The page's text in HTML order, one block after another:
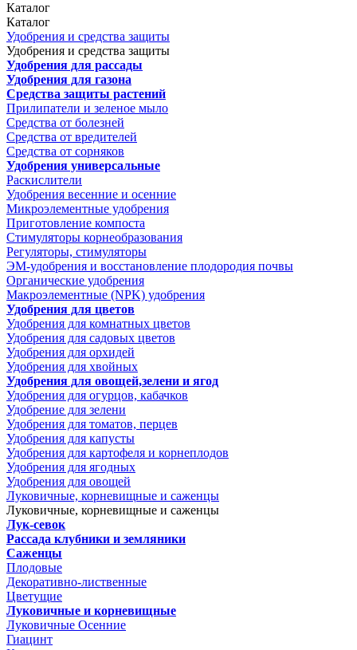
Каталог
Каталог
Удобрения и средства защиты
Удобрения и средства защиты
Удобрения для рассады
Удобрения для газона
Средства защиты растений
Прилипатели и зеленое мыло
Средства от болезней
Средства от вредителей
Средства от сорняков
Удобрения универсальные
Раскислители
Удобрения весенние и осенние
Микроэлементные удобрения
Приготовление компоста
Стимуляторы корнеобразования
Регуляторы, стимуляторы
ЭМ-удобрения и восстановление плодородия почвы
Органические удобрения
Макроэлементные (NPK) удобрения
Удобрения для цветов
Удобрения для комнатных цветов
Удобрения для садовых цветов
Удобрения для орхидей
Удобрения для хвойных
Удобрения для овощей,зелени и ягод
Удобрения для огурцов, кабачков
Удобрение для зелени
Удобрения для томатов, перцев
Удобрения для капусты
Удобрения для картофеля и корнеплодов
Удобрения для ягодных
Удобрения для овощей
Луковичные, корневищные и саженцы
Луковичные, корневищные и саженцы
Лук-севок
Рассада клубники и земляники
Саженцы
Плодовые
Декоративно-лиственные
Цветущие
Луковичные и корневищные
Луковичные Осенние
Гиацинт